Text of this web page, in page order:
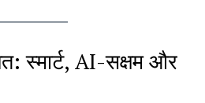
स्मार्ट, AI-सक्षम और